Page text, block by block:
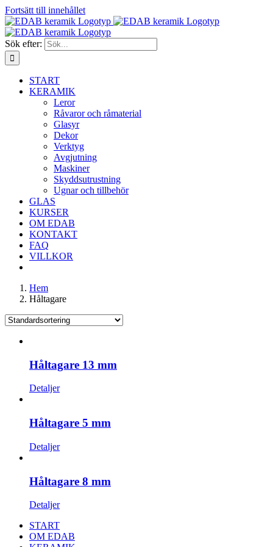
Fortsätt till innehållet
Sök efter:
START
KERAMIK
Leror
Råvaror och råmaterial
Glasyr
Dekor
Verktyg
Avgjutning
Maskiner
Skyddsutrustning
Ugnar och tillbehör
GLAS
KURSER
OM EDAB
KONTAKT
FAQ
VILLKOR
Hem
Håltagare
Håltagare 13 mm
Detaljer
Håltagare 5 mm
Detaljer
Håltagare 8 mm
Detaljer
START
OM EDAB